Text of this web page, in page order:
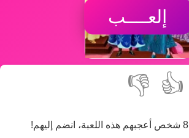
إلعــــب
👍
👎
8 شخص أعجبهم هذه اللعبة، انضم إليهم!